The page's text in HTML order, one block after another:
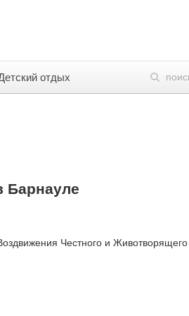
отдых
Барнауле
Честного и Животворящего